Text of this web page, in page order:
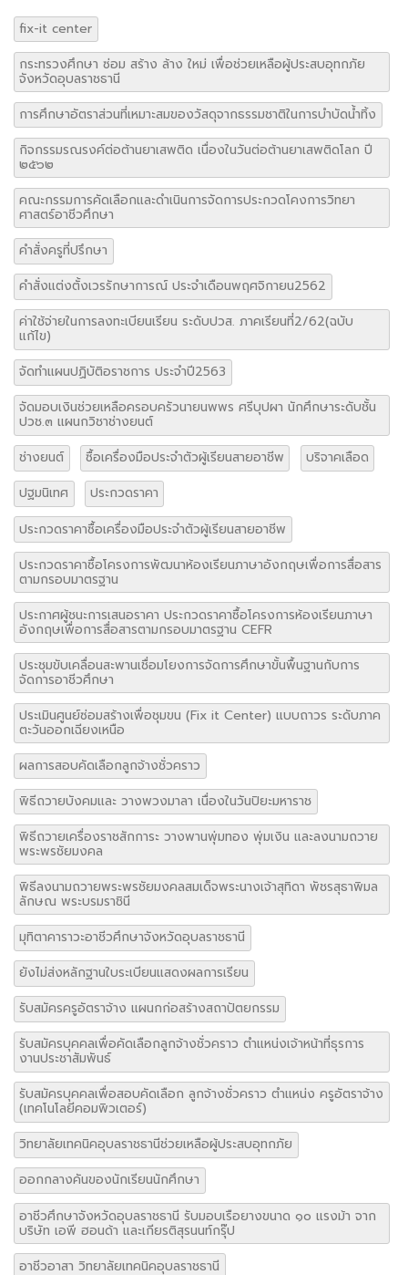
การศึกษาอัตราส่วนที่เหมาะสมของวัสดุจากธรรมชาติในการบำบัดน้ำทิ้ง
กิจกรรมรณรงค์ต่อต้านยาเสพติด เนื่องในวันต่อต้านยาเสพติดโลก ปี
๒๕๖๒
คณะกรรมการคัดเลือกและดำเนินการจัดการประกวดโคงการวิทยา
ศาสตร์อาชีวศึกษา
คำสั่งครูที่ปรึกษา
คำสั่งแต่งตั้งเวรรักษาการณ์ ประจำเดือนพฤศจิกายน2562
ค่าใช้จ่ายในการลงทะเบียนเรียน ระดับปวส. ภาคเรียนที่2/62(ฉบับ
แก้ไข)
จัดทำแผนปฏิบัติอราชการ ประจำปี2563
จัดมอบเงินช่วยเหลือครอบครัวนายนพพร ศรีบุปผา นักศึกษาระดับชั้น
ปวช.๓ แผนกวิชาช่างยนต์
ช่างยนต์
ซื้อเครื่องมือประจำตัวผู้เรียนสายอาชีพ
ปฐมนิเทศ
ประกวดราคา
ประกวดราคาซื้อเครื่องมือประจำตัวผู้เรียนสายอาชีพ
ประกวดราคาซื้อโครงการพัฒนาห้องเรียนภาษาอังกฤษเพื่อการสื่อสาร
ตามกรอบมาตรฐาน
ประกาศผู้ชนะการเสนอราคา ประกวดราคาซื้อโครงการห้องเรียนภาษา
อังกฤษเพื่อการสื่อสารตามกรอบมาตรฐาน CEFR
ประชุมขับเคลื่อนสะพานเชื่อมโยงการจัดการศึกษาขั้นพื้นฐานกับการ
จัดการอาชีวศึกษา
ประเมินศูนย์ซ่อมสร้างเพื่อชุมขน (Fix it Center) แบบถาวร ระดับภาค
ตะวันออกเฉียงเหนือ
ผลการสอบคัดเลือกลูกจ้างชั่วคราว
พิธีถวายบังคมและ วางพวงมาลา เนื่องในวันปิยะมหาราช
พิธีถวายเครื่องราชสักการะ วางพานพุ่มทอง พุ่มเงิน และลงนามถวาย
พระพรชัยมงคล
พิธีลงนามถวายพระพรชัยมงคลสมเด็จพระนางเจ้าสุทิดา พัชรสุธาพิมล
ลักษณ พระบรมราชินี
มุทิตาคาราวะอาชีวศึกษาจังหวัดอุบลราชธานี
ยังไม่ส่งหลักฐานใบระเบียนแสดงผลการเรียน
รับสมัครครูอัตราจ้าง แผนกก่อสร้างสถาปัตยกรรม
รับสมัครบุคคลเพื่อคัดเลือกลูกจ้างชั่วคราว ตำแหน่งเจ้าหน้าที่ธุรการ
งานประชาสัมพันธ์
รับสมัครบุคคลเพื่อสอบคัดเลือก ลูกจ้างชั่วคราว ตำแหน่ง ครูอัตราจ้าง
(เทคโนโลยีคอมพิวเตอร์)
วิทยาลัยเทคนิคอุบลราชธานีช่วยเหลือผู้ประสบอุทกภัย
ออกกลางคันของนักเรียนนักศึกษา
อาชีวศึกษาจังหวัดอุบลราชธานี รับมอบเรือยางขนาด ๑๐ แรงม้า จาก
บริษัท เอพี ฮอนด้า และเกียรติสุรนนท์กรุ๊ป
อาชีวอาสา วิทยาลัยเทคนิคอุบลราชธานี
เจ้าหน้าที่ธุรการ งานประชาสัมพันธ์
เพิ่มโอกาสการเข้าถึงการศึกษาของเด็กด้อยโอกาส และเด็กตกหล่น